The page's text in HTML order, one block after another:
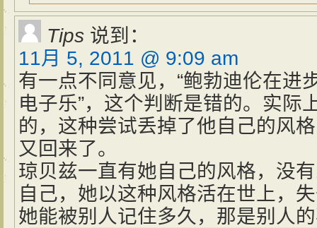
Tips 说到：
11月 5, 2011 @ 9:09 am
有一点不同意见，“鲍勃迪伦在进
电子乐”，这个判断是错的。实际
的，这种尝试丢掉了他自己的风
又回来了。
琼贝兹一直有她自己的风格，没
自己，她以这种风格活在世上，
她能被别人记住多久，那是别人